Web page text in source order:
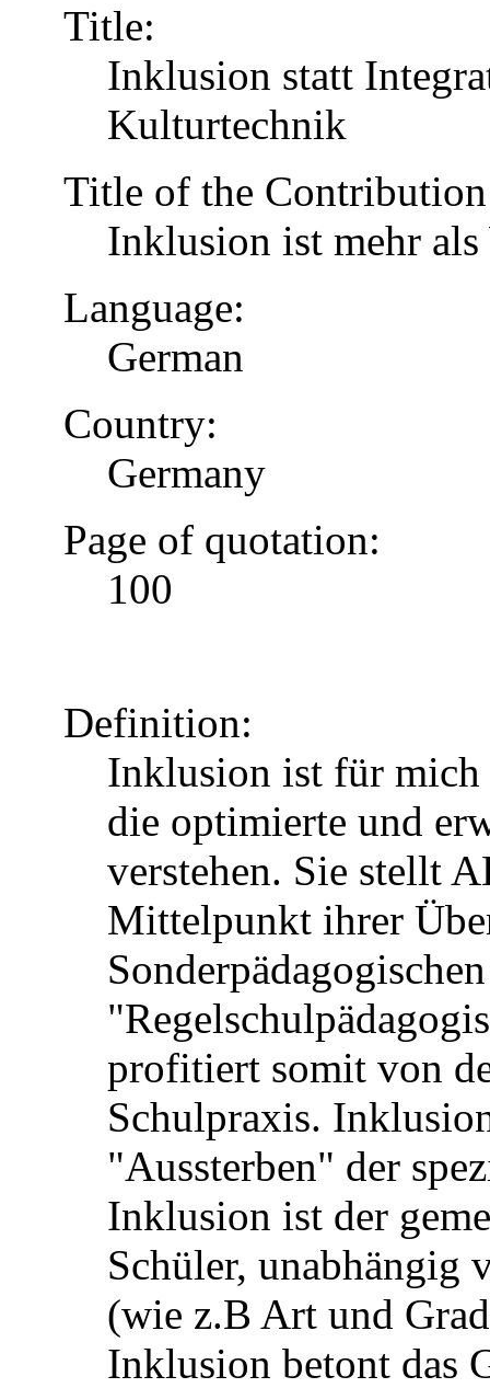
Title:
Inklusion statt
Kulturtechnik
Title of the
Inklusion ist mehr
Language:
German
Country:
Germany
Page of quotation:
100
Definition:
Inklusion ist für mich
die optimierte und
verstehen. Sie stellt
Mittelpunkt ihrer
profitiert somit von
Schulpraxis.
"Aussterben" der
Inklusion ist der
Schüler, unabhängig
(wie z.B Art und
Inklusion betont das